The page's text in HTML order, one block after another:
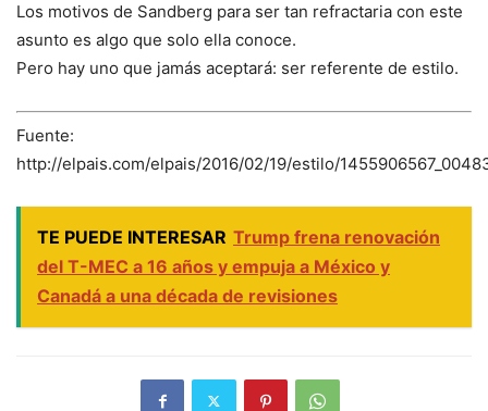
Los motivos de Sandberg para ser tan refractaria con este
asunto es algo que solo ella conoce.
Pero hay uno que jamás aceptará: ser referente de estilo.
Fuente:
http://elpais.com/elpais/2016/02/19/estilo/
TE PUEDE INTERESAR Trump frena renovación
del T-MEC a 16 años y empuja a México y
Canadá a una década de revisiones